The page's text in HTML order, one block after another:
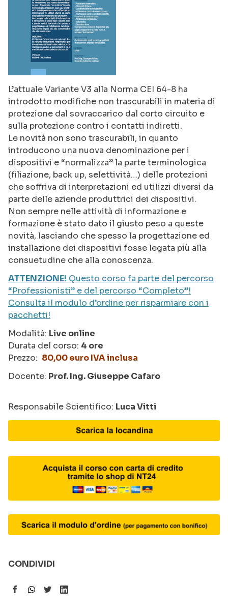
L’attuale Variante V3 alla Norma CEI 64-8 ha
introdotto modifiche non trascurabili in materia di
protezione dal sovraccarico dal corto circuito e
sulla protezione contro i contatti indiretti.
Le novità non sono trascurabili, in quanto
introducono una nuova denominazione per i
dispositivi e “normalizza” la parte terminologica
(filiazione, back up, selettività…) delle protezioni
che soffriva di interpretazioni ed utilizzi diversi da
parte delle aziende produttrici dei dispositivi.
Non sempre nelle attività di informazione e
formazione è stato dato il giusto peso a queste
novità, lasciando che spesso la progettazione ed
installazione dei dispositivi fosse legata più alla
consuetudine che alla conoscenza.
ATTENZIONE! Questo corso fa parte del percorso
“Professionisti” e del percorso “Completo”!
Consulta il modulo d’ordine per risparmiare con i
pacchetti!
Modalità: Live online
Durata del corso: 4 ore
Prezzo: 80,00 euro IVA inclusa
Docente: Prof. Ing. Giuseppe Cafaro
Responsabile Scientifico: Luca Vitti
CONDIVIDI